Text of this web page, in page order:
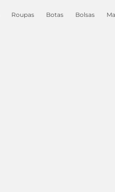
Roupas Botas Bolsas